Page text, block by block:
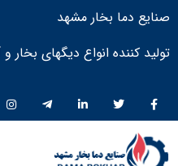
صنایع دما بخار مشهد
تولید کننده انواع دیگهای بخار